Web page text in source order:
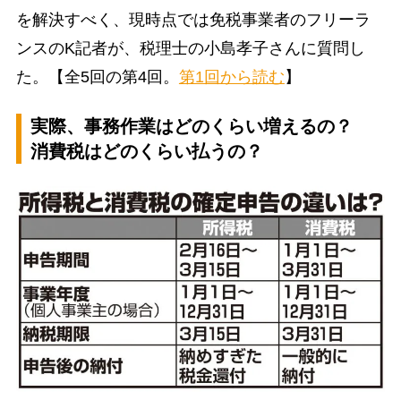
を解決すべく、現時点では免税事業者のフリーラ
ンスのK記者が、税理士の小島孝子さんに質問し
た。【全5回の第4回。 第1回から読む 】
実際、事務作業はどのくらい増えるの？
消費税はどのくらい払うの？